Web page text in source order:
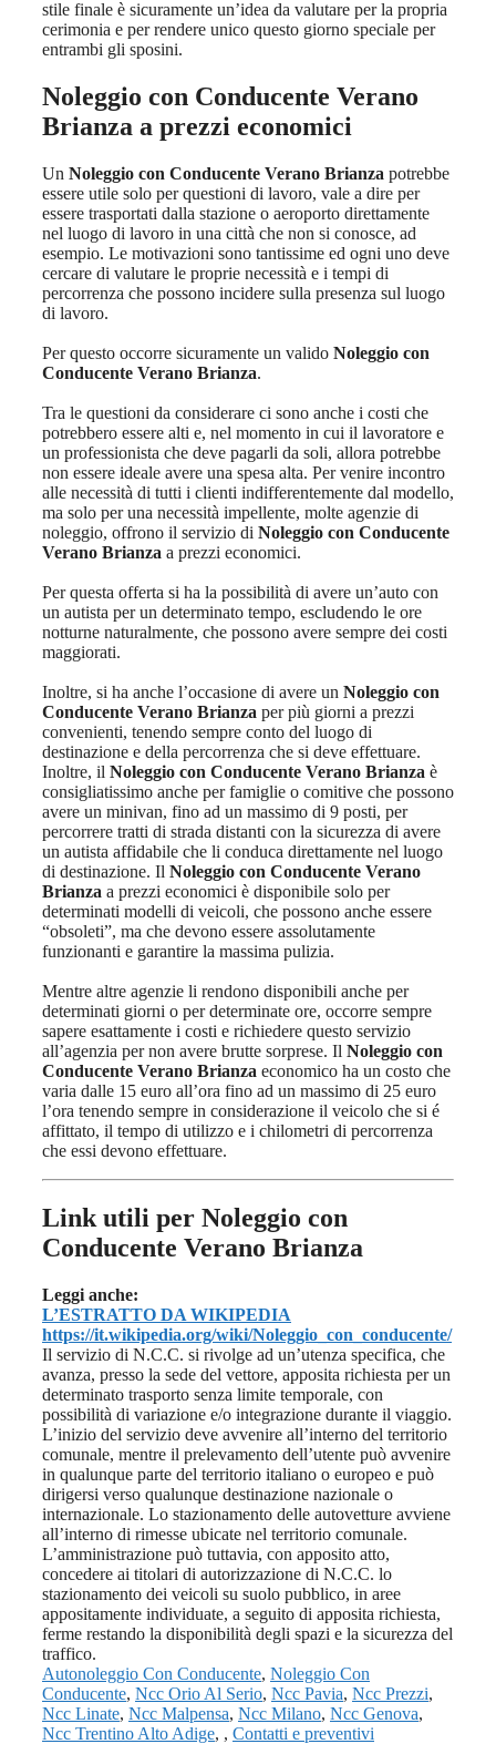
stile finale è sicuramente un’idea da valutare per la propria
cerimonia e per rendere unico questo giorno speciale per
entrambi gli sposini.
Noleggio con Conducente Verano
Brianza a prezzi economici
Un Noleggio con Conducente Verano Brianza potrebbe
essere utile solo per questioni di lavoro, vale a dire per
essere trasportati dalla stazione o aeroporto direttamente
nel luogo di lavoro in una città che non si conosce, ad
esempio. Le motivazioni sono tantissime ed ogni uno deve
cercare di valutare le proprie necessità e i tempi di
percorrenza che possono incidere sulla presenza sul luogo
di lavoro.
Per questo occorre sicuramente un valido Noleggio con
Conducente Verano Brianza.
Tra le questioni da considerare ci sono anche i costi che
potrebbero essere alti e, nel momento in cui il lavoratore e
un professionista che deve pagarli da soli, allora potrebbe
non essere ideale avere una spesa alta. Per venire incontro
alle necessità di tutti i clienti indifferentemente dal modello,
ma solo per una necessità impellente, molte agenzie di
noleggio, offrono il servizio di Noleggio con Conducente
Verano Brianza a prezzi economici.
Per questa offerta si ha la possibilità di avere un’auto con
un autista per un determinato tempo, escludendo le ore
notturne naturalmente, che possono avere sempre dei costi
maggiorati.
Inoltre, si ha anche l’occasione di avere un Noleggio con
Conducente Verano Brianza per più giorni a prezzi
convenienti, tenendo sempre conto del luogo di
destinazione e della percorrenza che si deve effettuare.
Inoltre, il Noleggio con Conducente Verano Brianza è
consigliatissimo anche per famiglie o comitive che possono
avere un minivan, fino ad un massimo di 9 posti, per
percorrere tratti di strada distanti con la sicurezza di avere
un autista affidabile che li conduca direttamente nel luogo
di destinazione. Il Noleggio con Conducente Verano
Brianza a prezzi economici è disponibile solo per
determinati modelli di veicoli, che possono anche essere
“obsoleti”, ma che devono essere assolutamente
funzionanti e garantire la massima pulizia.
Mentre altre agenzie li rendono disponibili anche per
determinati giorni o per determinate ore, occorre sempre
sapere esattamente i costi e richiedere questo servizio
all’agenzia per non avere brutte sorprese. Il Noleggio con
Conducente Verano Brianza economico ha un costo che
varia dalle 15 euro all’ora fino ad un massimo di 25 euro
l’ora tenendo sempre in considerazione il veicolo che si é
affittato, il tempo di utilizzo e i chilometri di percorrenza
che essi devono effettuare.
Link utili per Noleggio con
Conducente Verano Brianza
Leggi anche:
L’ESTRATTO DA WIKIPEDIA
https://it.wikipedia.org/wiki/Noleggio_con_conducente/
Il servizio di N.C.C. si rivolge ad un’utenza specifica, che
avanza, presso la sede del vettore, apposita richiesta per un
determinato trasporto senza limite temporale, con
possibilità di variazione e/o integrazione durante il viaggio.
L’inizio del servizio deve avvenire all’interno del territorio
comunale, mentre il prelevamento dell’utente può avvenire
in qualunque parte del territorio italiano o europeo e può
dirigersi verso qualunque destinazione nazionale o
internazionale. Lo stazionamento delle autovetture avviene
all’interno di rimesse ubicate nel territorio comunale.
L’amministrazione può tuttavia, con apposito atto,
concedere ai titolari di autorizzazione di N.C.C. lo
stazionamento dei veicoli su suolo pubblico, in aree
appositamente individuate, a seguito di apposita richiesta,
ferme restando la disponibilità degli spazi e la sicurezza del
traffico.
Autonoleggio Con Conducente, Noleggio Con
Conducente, Ncc Orio Al Serio, Ncc Pavia, Ncc Prezzi,
Ncc Linate, Ncc Malpensa, Ncc Milano, Ncc Genova,
Ncc Trentino Alto Adige, , Contatti e preventivi